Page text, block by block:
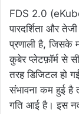
FDS 2.0
पारदर्शिता और
प्रणाली है, जिसके
कुबेर प्लेटफ़ॉर्म से
तरह डिजिटल हो
संभावना कम हुई है
गति आई है। इस